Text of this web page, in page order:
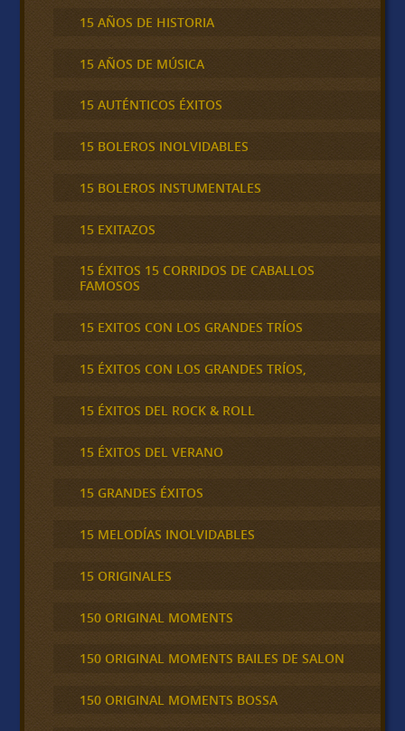
15 AÑOS DE HISTORIA
15 AÑOS DE MÚSICA
15 AUTÉNTICOS ÉXITOS
15 BOLEROS INOLVIDABLES
15 BOLEROS INSTUMENTALES
15 EXITAZOS
15 ÉXITOS 15 CORRIDOS DE CABALLOS
FAMOSOS
15 EXITOS CON LOS GRANDES TRÍOS
15 ÉXITOS CON LOS GRANDES TRÍOS,
15 ÉXITOS DEL ROCK & ROLL
15 ÉXITOS DEL VERANO
15 GRANDES ÉXITOS
15 MELODÍAS INOLVIDABLES
15 ORIGINALES
150 ORIGINAL MOMENTS
150 ORIGINAL MOMENTS BAILES DE SALON
150 ORIGINAL MOMENTS BOSSA